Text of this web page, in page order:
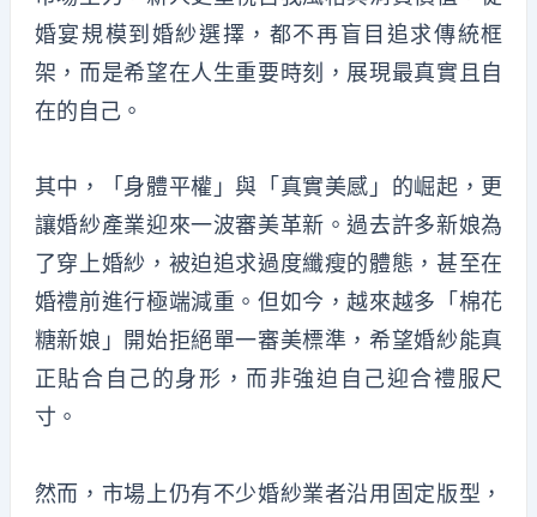
婚宴規模到婚紗選擇，都不再盲目追求傳統框
架，而是希望在人生重要時刻，展現最真實且自
在的自己。
其中，「身體平權」與「真實美感」的崛起，更
讓婚紗產業迎來一波審美革新。過去許多新娘為
了穿上婚紗，被迫追求過度纖瘦的體態，甚至在
婚禮前進行極端減重。但如今，越來越多「棉花
糖新娘」開始拒絕單一審美標準，希望婚紗能真
正貼合自己的身形，而非強迫自己迎合禮服尺
寸。
然而，市場上仍有不少婚紗業者沿用固定版型，